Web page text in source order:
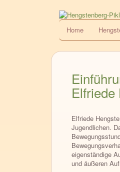
HPG
Home
Elfriede
Elfriede
Jugendlichen.
eigenständige
und äußeren